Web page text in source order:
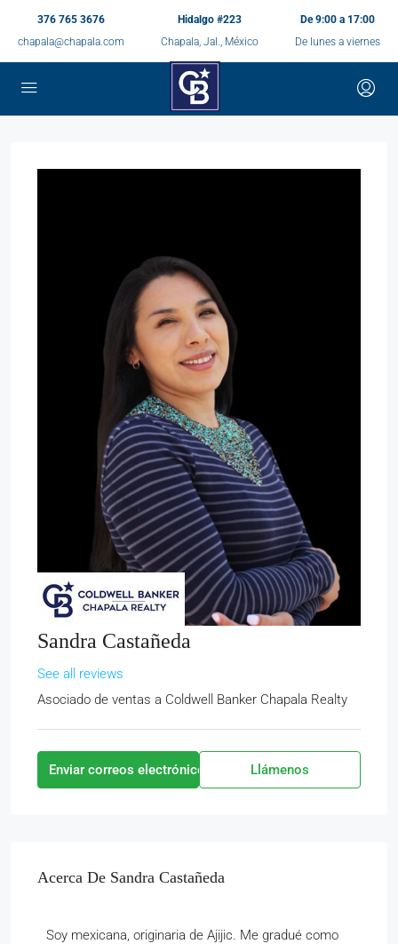
376 765 3676
chapala@chapala.com
Hidalgo #223
Chapala, Jal., México
De 9:00 a 17:00
De lunes a viernes
Sandra Castañeda
See all reviews
Asociado de ventas a Coldwell Banker Chapala Realty
Enviar correos electrónicos Llámenos
Acerca De Sandra Castañeda
Soy mexicana, originaria de Ajijic. Me gradué como